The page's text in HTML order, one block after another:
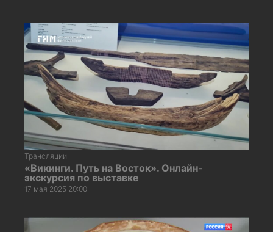
Трансляции
«Викинги. Путь на Восток». Онлайн-
экскурсия по выставке
17 мая 2025 20:00